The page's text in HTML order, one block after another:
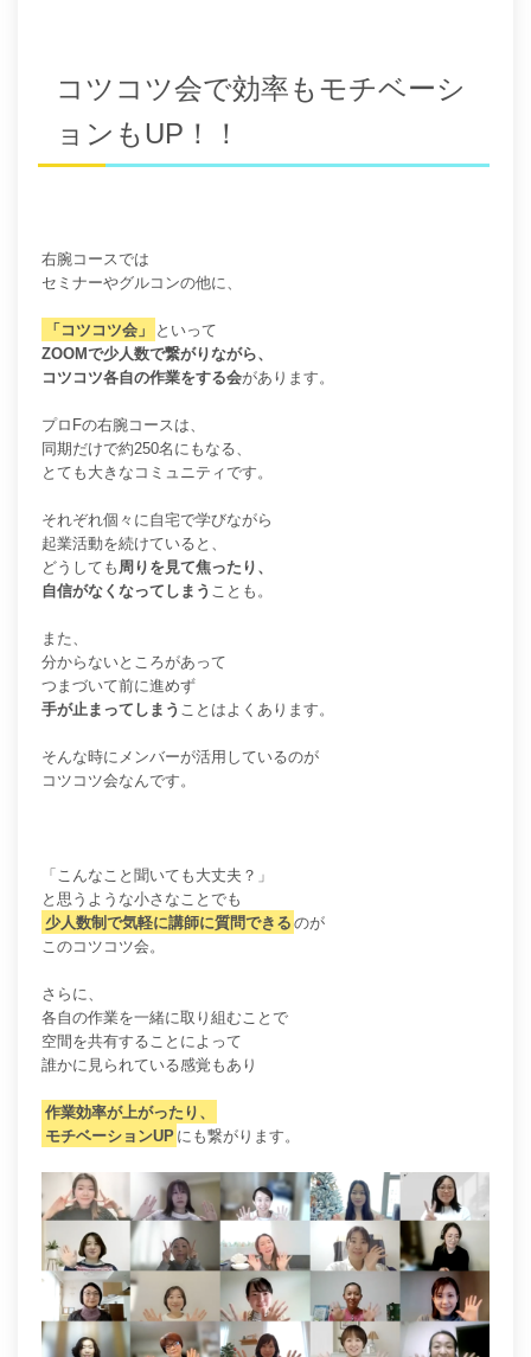
コツコツ会で効率もモチベーシ
ョンもUP！！
右腕コースでは
セミナーやグルコンの他に、
「コツコツ会」
といって
ZOOMで少人数で繋がりながら、
コツコツ各自の作業をする会があります。
プロFの右腕コースは、
同期だけで約250名にもなる、
とても大きなコミュニティです。
それぞれ個々に自宅で学びながら
起業活動を続けていると、
どうしても 周りを見て焦ったり、
自信がなくなってしまう ことも。
また、
分からないところがあって
つまづいて前に進めず
手が止まってしまう ことはよくあります。
そんな時にメンバーが活用しているのが
コツコツ会なんです。
「こんなこと聞いても大丈夫？」
と思うような小さなことでも
少人数制で気軽に講師に質問できる のが
このコツコツ会。
さらに、
各自の作業を一緒に取り組むことで
空間を共有することによって
誰かに見られている感覚もあり
作業効率が上がったり、
モチベーションUP にも繋がります。